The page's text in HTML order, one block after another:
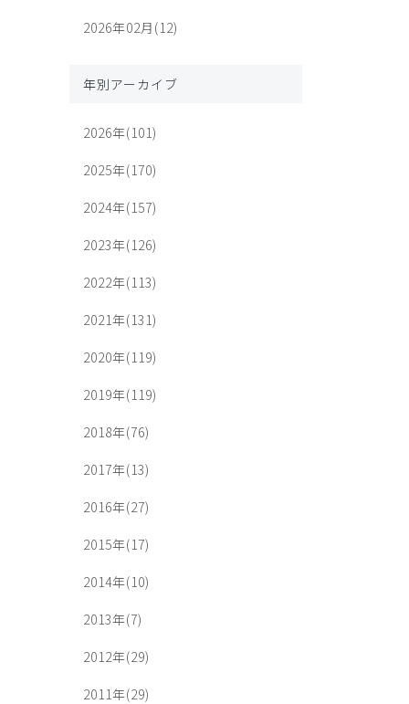
2026年02月(12)
年別アーカイブ
2026年(101)
2025年(170)
2024年(157)
2023年(126)
2022年(113)
2021年(131)
2020年(119)
2019年(119)
2018年(76)
2017年(13)
2016年(27)
2015年(17)
2014年(10)
2013年(7)
2012年(29)
2011年(29)